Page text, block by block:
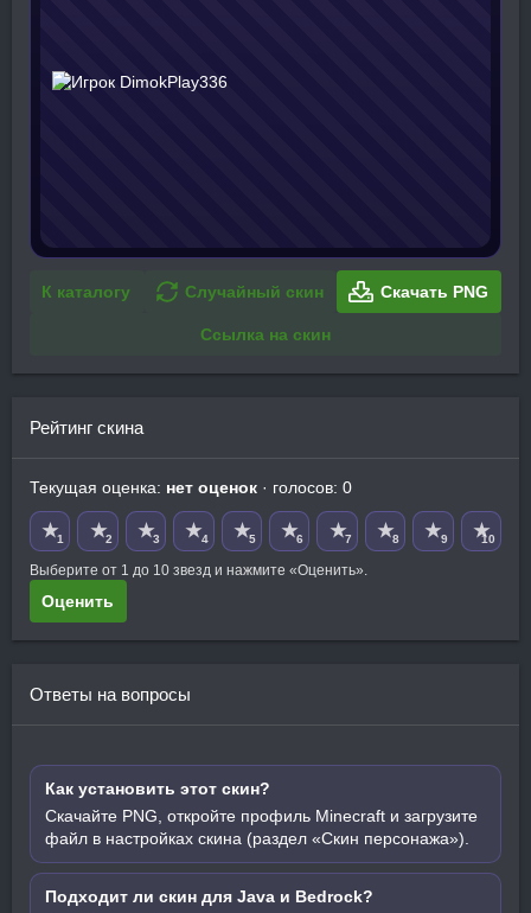
К каталогу Случайный скин Скачать PNG
Ссылка на скин
Рейтинг скина
Текущая оценка: нет оценок · голосов: 0
★1 ★2 ★3 ★4 ★5 ★6 ★7 ★8 ★9 ★10
Выберите от 1 до 10 звезд и нажмите «Оценить».
Оценить
Ответы на вопросы
Как установить этот скин?
Скачайте PNG, откройте профиль Minecraft и загрузите
файл в настройках скина (раздел «Скин персонажа»).
Подходит ли скин для Java и Bedrock?